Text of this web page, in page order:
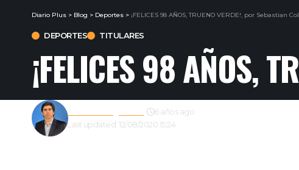
Diario Plus > Blog > Deportes > ¡FELICES 98 AÑOS, TRUENO VERDE!, por Sebastian
DEPORTES TITULARES
¡FELICES 98 AÑOS,
Last updated: 12/08/2020 15:24
Gustavo Estigarribia 6 años ago